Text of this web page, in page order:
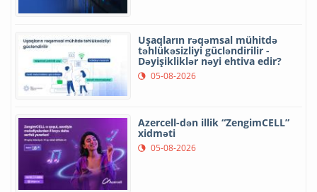
Uşaqların rəqəmsal mühitdə
təhlükəsizliyi gücləndirilir -
Dəyişikliklər nəyi ehtiva edir?
05-08-2026
Azercell-dən illik “ZengimCELL”
xidməti
05-08-2026